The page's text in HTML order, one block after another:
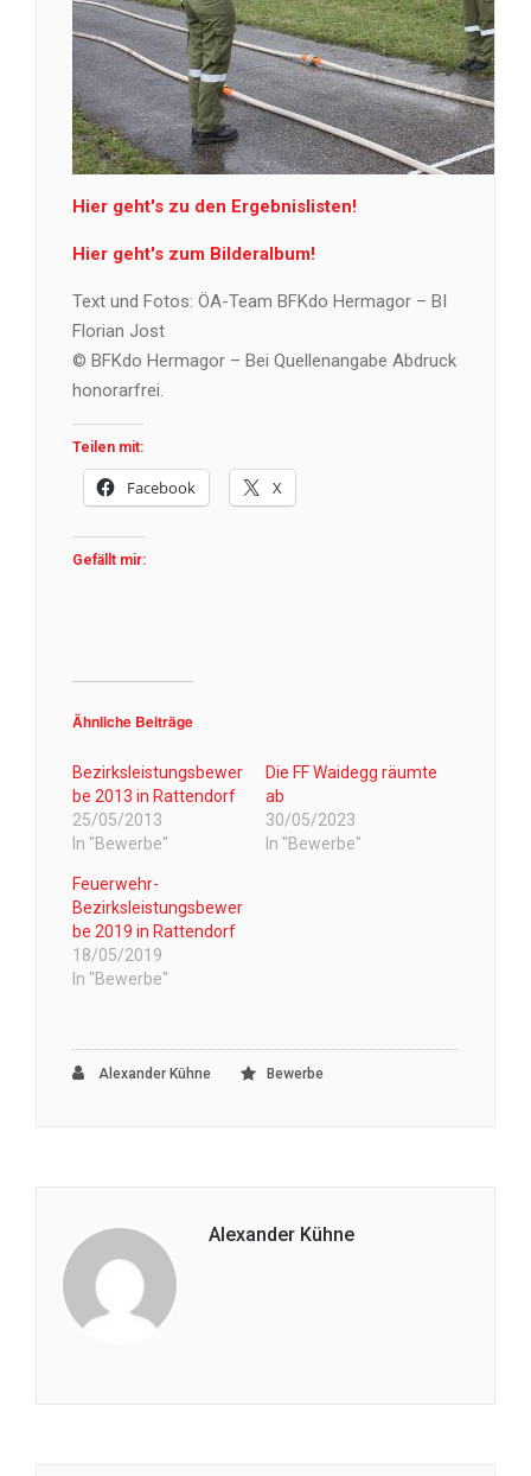
Hier geht's zu den Ergebnislisten!
Hier geht's zum Bilderalbum!
Text und Fotos: ÖA-Team BFKdo Hermagor – BI
Florian Jost
© BFKdo Hermagor – Bei Quellenangabe Abdruck
honorarfrei.
Teilen mit:
Facebook X
Gefällt mir:
Ähnliche Beiträge
Bezirksleistungsbewer
be 2013 in Rattendorf
25/05/2013
In "Bewerbe"
Die FF Waidegg räumte
ab
30/05/2023
In "Bewerbe"
Feuerwehr-
Bezirksleistungsbewer
be 2019 in Rattendorf
18/05/2019
In "Bewerbe"
Alexander Kühne Bewerbe
Alexander Kühne